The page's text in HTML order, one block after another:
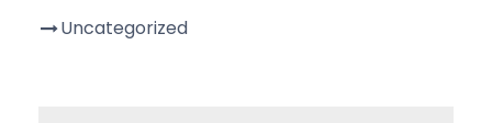
Uncategorized